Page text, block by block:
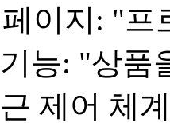
이지: "
능: "상품
제어 체